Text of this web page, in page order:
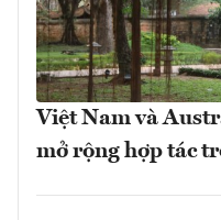
Việt Nam và
mở rộng hợp tác